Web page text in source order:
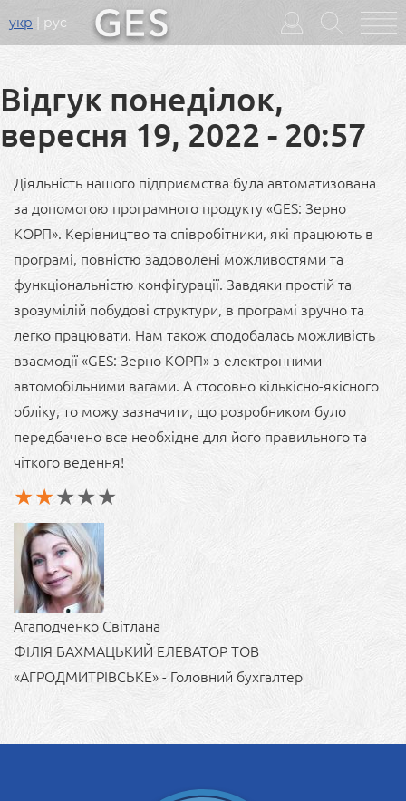
укр рус
Головне
меню
Відгук понеділок,
вересня 19, 2022 - 20:57
Діяльність нашого підприємства була автоматизована
за допомогою програмного продукту «GES: Зерно
КОРП». Керівництво та співробітники, які працюють в
програмі, повністю задоволені можливостями та
функціональністю конфігурації. Завдяки простій та
зрозумілій побудові структури, в програмі зручно та
легко працювати. Нам також сподобалась можливість
взаємодії «GES: Зерно КОРП» з електронними
автомобільними вагами. А стосовно кількісно-якісного
обліку, то можу зазначити, що розробником було
передбачено все необхідне для його правильного та
чіткого ведення!
Агаподченко Світлана
ФІЛІЯ БАХМАЦЬКИЙ ЕЛЕВАТОР ТОВ
«АГРОДМИТРІВСЬКЕ» - Головний бухгалтер